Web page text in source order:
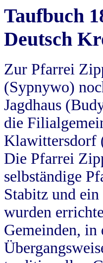
Taufbuch
Deutsch
Zur Pfarrei
(Sypnywo)
Jagdhaus
die
Klawittersdorf
Die Pfarrei
selbständige
Stabitz und
wurden
Gemeinden, in